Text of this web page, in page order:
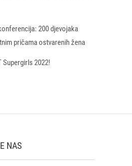
200 djevojaka
pričama ostvarenih žena
Supergirls 2022!
NAS